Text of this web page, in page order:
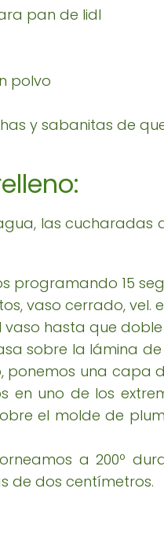
pan de lidl
polvo
y sabanitas de
las cucharadas
programando 15
vaso cerrado, vel.
hasta que
sobre la lámina
una capa
en uno de los
el molde de
a 200º
de dos centímetros.